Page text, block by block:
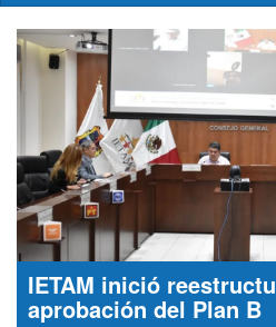
IETAM inició
aprobación del Plan B